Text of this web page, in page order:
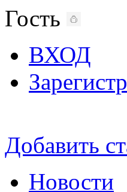
Гость
ВХОД
Добавить
Новости